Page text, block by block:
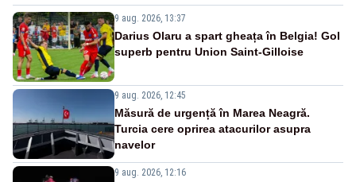
9 aug. 2026, 13:37
Darius Olaru a spart gheața în Belgia! Gol
superb pentru Union Saint-Gilloise
9 aug. 2026, 12:45
Măsură de urgență în Marea Neagră.
Turcia cere oprirea atacurilor asupra
navelor
9 aug. 2026, 12:16